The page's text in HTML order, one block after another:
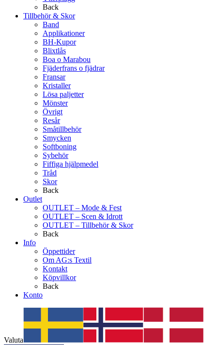
Back
Tillbehör & Skor
Band
Applikationer
BH-Kupor
Blixtlås
Boa o Marabou
Fjäderfrans o fjädrar
Fransar
Kristaller
Lösa paljetter
Mönster
Övrigt
Resår
Småtillbehör
Smycken
Softboning
Sybehör
Fiffiga hjälpmedel
Tråd
Skor
Back
Outlet
OUTLET – Mode & Fest
OUTLET – Scen & Idrott
OUTLET – Tillbehör & Skor
Back
Info
Öppettider
Om AG:s Textil
Kontakt
Köpvillkor
Back
Konto
Valuta